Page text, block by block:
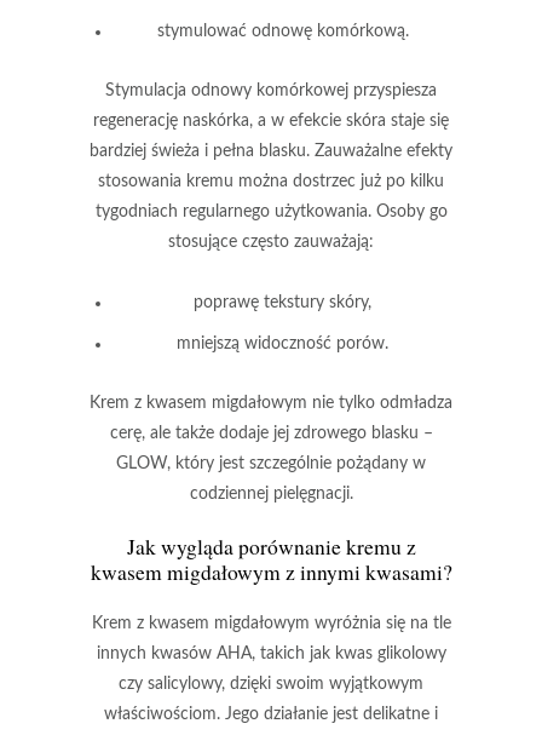
stymulować odnowę komórkową.
Stymulacja odnowy komórkowej przyspiesza
regenerację naskórka, a w efekcie skóra staje się
bardziej świeża i pełna blasku. Zauważalne efekty
stosowania kremu można dostrzec już po kilku
tygodniach regularnego użytkowania. Osoby go
stosujące często zauważają:
poprawę tekstury skóry,
mniejszą widoczność porów.
Krem z kwasem migdałowym nie tylko odmładza
cerę, ale także dodaje jej zdrowego blasku –
GLOW, który jest szczególnie pożądany w
codziennej pielęgnacji.
Jak wygląda porównanie kremu z
kwasem migdałowym z innymi kwasami?
Krem z kwasem migdałowym wyróżnia się na tle
innych kwasów AHA, takich jak kwas glikolowy
czy salicylowy, dzięki swoim wyjątkowym
właściwościom. Jego działanie jest delikatne i